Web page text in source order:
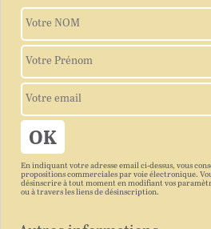
En indiquant votre adresse email ci-dessus, vous
propositions commerciales par voie électronique.
désinscrire à tout moment en modifiant vos
ou à travers les liens de désinscription.